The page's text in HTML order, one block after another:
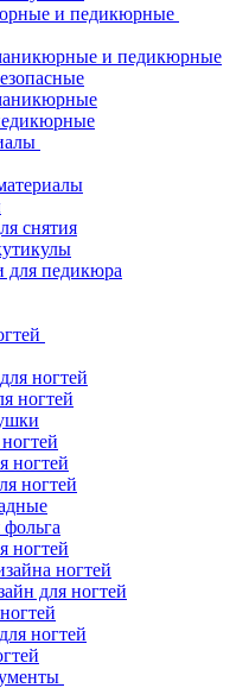
и педикюрные
и педикюрные
снятия
для педикюра
ногтей
ногтей
ногтей
ногтей
ногтей
ногтей
для ногтей
ногтей